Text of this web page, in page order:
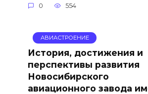
0 554
АВИАСТРОЕНИЕ
История, достижения и
перспективы развития
Новосибирского
авиационного завода